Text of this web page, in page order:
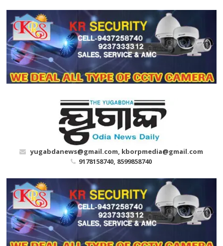
content
yugabdanews@gmail.com, kborpmedia@gmail.com
9178158740, 8599858740